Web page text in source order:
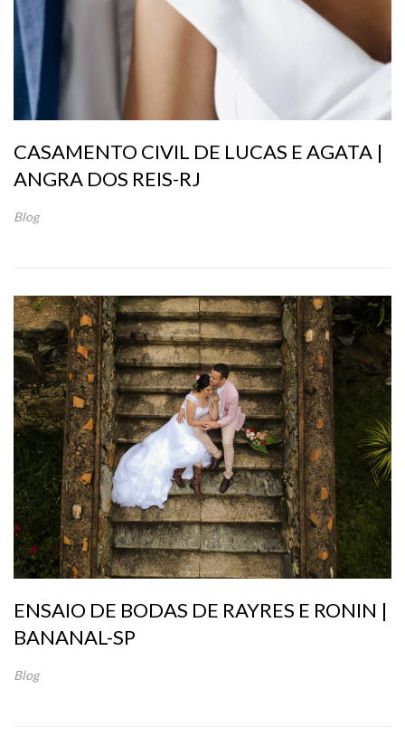
CASAMENTO CIVIL DE LUCAS E AGATA |
ANGRA DOS REIS-RJ
Blog
ENSAIO DE BODAS DE RAYRES E RONIN |
BANANAL-SP
Blog